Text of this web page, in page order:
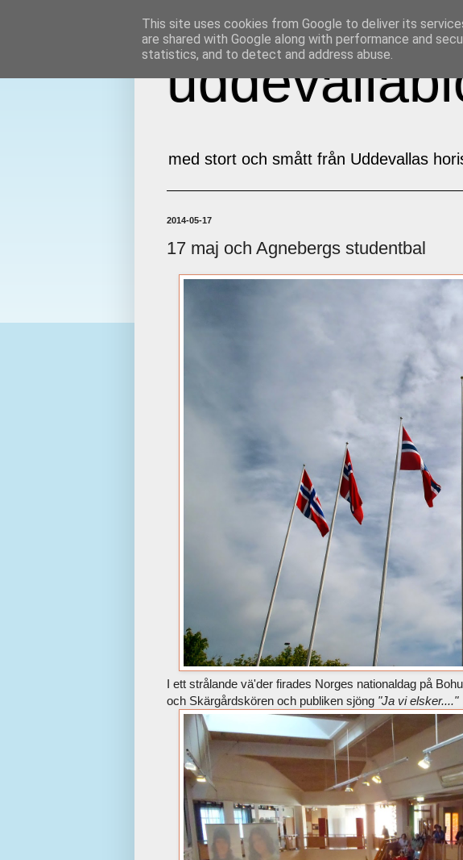
med stort och smått från Uddevallas
2014-05-17
17 maj och Agnebergs studentbal
I ett strålande vä'der firades Norges nationaldag på
och Skärgårdskören och publiken sjöng "Ja vi elsker...."
This site uses cookies from Google to deliver its
are shared with Google along with performance and
statistics, and to detect and address abuse.